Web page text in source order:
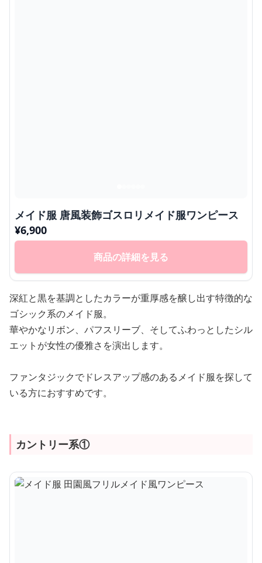
メイド服 唐風装飾ゴスロリメイド服ワンピース
¥6,900
商品の詳細を見る
深紅と黒を基調としたカラーが重厚感を醸し出す特徴的な
ゴシック系のメイド服。
華やかなリボン、パフスリーブ、そしてふわっとしたシル
エットが女性の優雅さを演出します。
ファンタジックでドレスアップ感のあるメイド服を探して
いる方におすすめです。
カントリー系①